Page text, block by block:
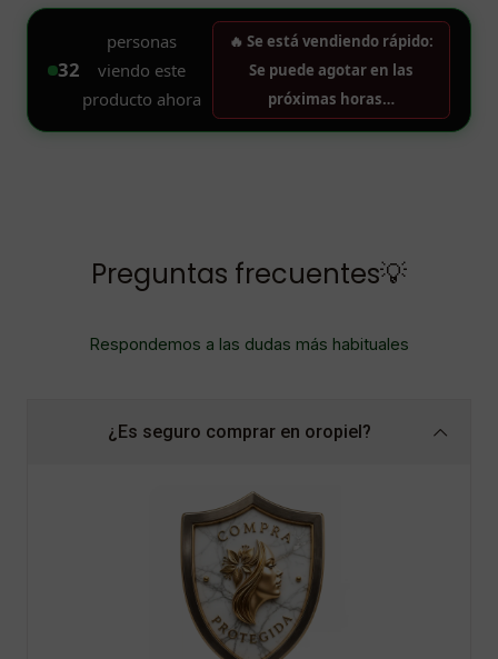
Preguntas frecuentes💡
Respondemos a las dudas más habituales
¿Es seguro comprar en oropiel?